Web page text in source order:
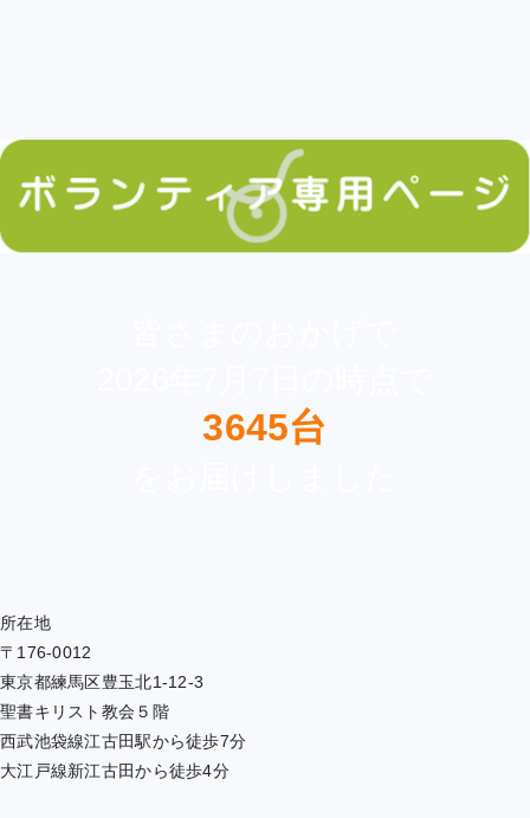
3645台
所在地
〒176-0012
東京都練馬区豊玉北1-12-3
聖書キリスト教会５階
西武池袋線江古田駅から徒歩7分
大江戸線新江古田から徒歩4分